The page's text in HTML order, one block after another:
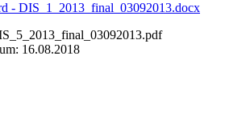
- DIS_1_2013_final_03092013.docx
16.08.2018